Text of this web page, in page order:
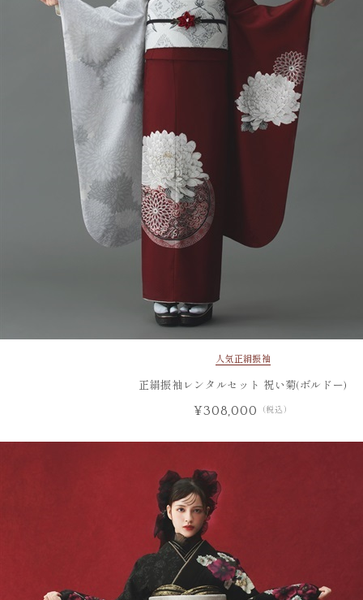
人気 正絹振袖
正絹振袖レンタルセット 祝い菊(ボルドー)
¥308,000 （税込）